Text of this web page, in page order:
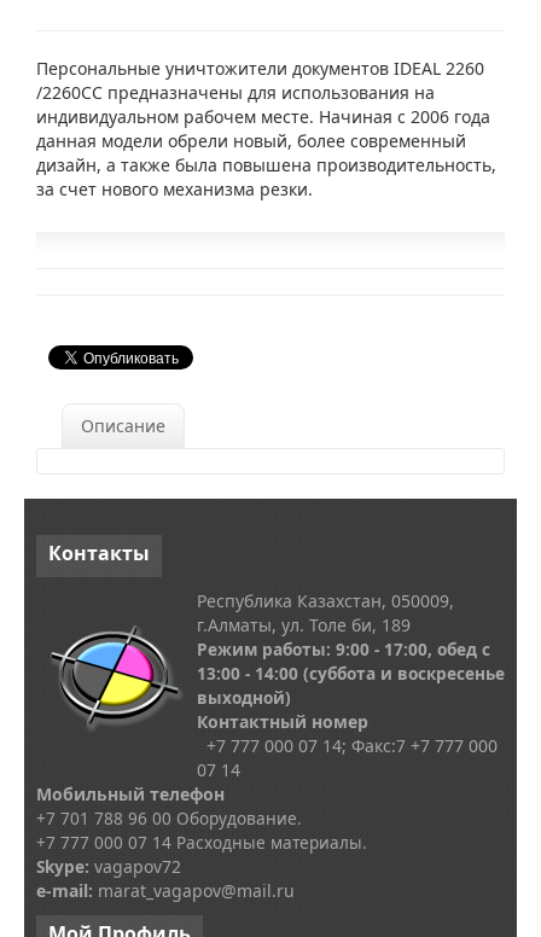
Персональные уничтожители документов IDEAL 2260
/2260СС предназначены для использования на
индивидуальном рабочем месте. Начиная с 2006 года
данная модели обрели новый, более современный
дизайн, а также была повышена производительность,
за счет нового механизма резки.
Описание
Контакты
Республика Казахстан, 050009,
г.Алматы, ул. Толе би, 189
Режим работы: 9:00 - 17:00, обед с
13:00 - 14:00 (суббота и воскресенье
выходной)
Контактный номер
+7 777 000 07 14; Факс:7 +7 777 000
07 14
Мобильный телефон
+7 701 788 96 00 Оборудование.
+7 777 000 07 14 Расходные материалы.
Skype: vagapov72
e-mail: marat_vagapov@mail.ru